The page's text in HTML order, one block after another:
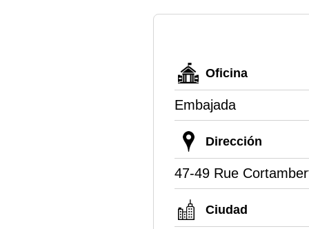
Oficina
Embajada
Dirección
47-49 Rue
Ciudad